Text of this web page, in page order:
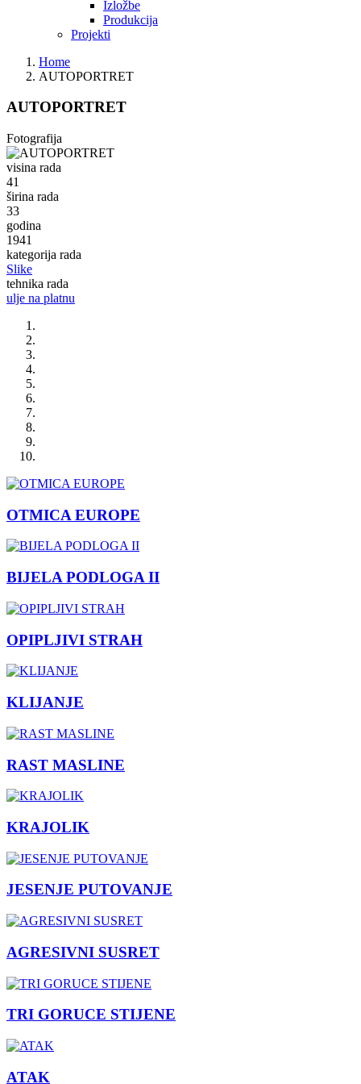
Izložbe
Produkcija
Projekti
Home
AUTOPORTRET
AUTOPORTRET
Fotografija
visina rada
41
širina rada
33
godina
1941
kategorija rada
Slike
tehnika rada
ulje na platnu
OTMICA EUROPE
BIJELA PODLOGA II
OPIPLJIVI STRAH
KLIJANJE
RAST MASLINE
KRAJOLIK
JESENJE PUTOVANJE
AGRESIVNI SUSRET
TRI GORUCE STIJENE
ATAK